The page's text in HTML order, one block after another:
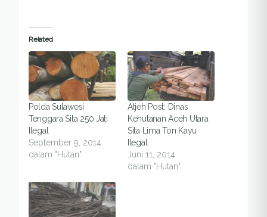
Related
Polda Sulawesi
Tenggara Sita 250 Jati
Ilegal
September 9, 2014
dalam "Hutan"
Atjeh Post: Dinas
Kehutanan Aceh Utara
Sita Lima Ton Kayu
Ilegal
Juni 11, 2014
dalam "Hutan"